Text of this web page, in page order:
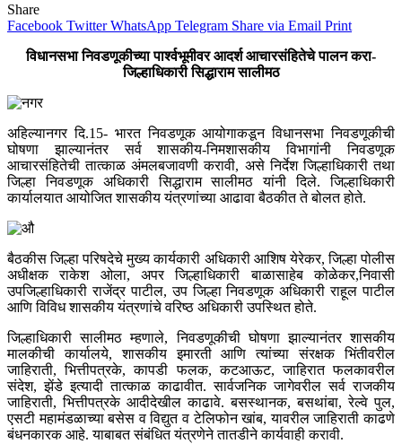
Share
Facebook Twitter WhatsApp Telegram Share via Email Print
विधानसभा निवडणूकीच्या पार्श्वभूमीवर आदर्श आचारसंहितेचे पालन करा-
जिल्हाधिकारी सिद्धाराम सालीमठ
अहिल्यानगर दि.15- भारत निवडणूक आयोगाकडून विधानसभा निवडणूकीची
घोषणा झाल्यानंतर सर्व शासकीय-निमशासकीय विभागांनी निवडणूक
आचारसंहितेची तात्काळ अंमलबजावणी करावी, असे निर्देश जिल्हाधिकारी तथा
जिल्हा निवडणूक अधिकारी सिद्धाराम सालीमठ यांनी दिले. जिल्हाधिकारी
कार्यालयात आयोजित शासकीय यंत्रणांच्या आढावा बैठकीत ते बोलत होते.
बैठकीस जिल्हा परिषदेचे मुख्य कार्यकारी अधिकारी आशिष येरेकर, जिल्हा पोलीस
अधीक्षक राकेश ओला, अपर जिल्हाधिकारी बाळासाहेब कोळेकर,निवासी
उपजिल्हाधिकारी राजेंद्र पाटील, उप जिल्हा निवडणूक अधिकारी राहूल पाटील
आणि विविध शासकीय यंत्रणांचे वरिष्ठ अधिकारी उपस्थित होते.
जिल्हाधिकारी सालीमठ म्हणाले, निवडणूकीची घोषणा झाल्यानंतर शासकीय
मालकीची कार्यालये, शासकीय इमारती आणि त्यांच्या संरक्षक भिंतीवरील
जाहिराती, भित्तीपत्रके, कापडी फलक, कटआऊट, जाहिरात फलकावरील
संदेश, झेंडे इत्यादी तात्काळ काढावीत. सार्वजनिक जागेवरील सर्व राजकीय
जाहिराती, भित्तीपत्रके आदीदेखील काढावे. बसस्थानक, बसथांबा, रेल्वे पुल,
एसटी महामंडळाच्या बसेस व विद्युत व टेलिफोन खांब, यावरील जाहिराती काढणे
बंधनकारक आहे. याबाबत संबंधित यंत्रणेने तातडीने कार्यवाही करावी.